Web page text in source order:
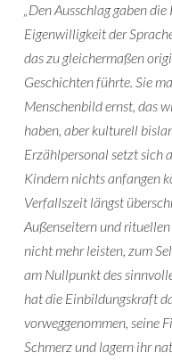
„Den Ausschlag gaben
Eigenwilligkeit der
das zu gleichermaßen
Geschichten führte. Sie
Menschenbild ernst, das
haben, aber kulturell
Erzählpersonal setzt sich
Kindern nichts anfangen
Verfallszeit längst
Außenseitern und
nicht mehr leisten, zum
am Nullpunkt des
hat die Einbildungskraft
vorweggenommen, seine
Schmerz und lagern ihr